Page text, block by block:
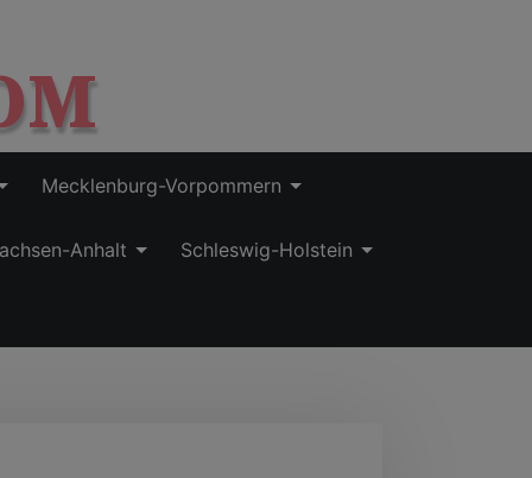
Mecklenburg-Vorpommern
Anhalt Schleswig-Holstein